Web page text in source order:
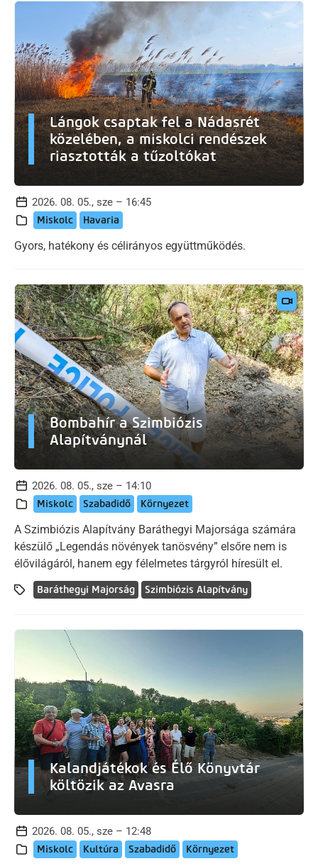
Lángok csaptak fel a Nádasrét
közelében, a miskolci rendészek
riasztották a tűzoltókat
2026. 08. 05., sze – 16:45
Miskolc Havaria
Gyors, hatékony és célirányos együttműködés.
Bombahír a Szimbiózis
Alapítványnál
2026. 08. 05., sze – 14:10
Miskolc Szabadidő Környezet
A Szimbiózis Alapítvány Baráthegyi Majorsága számára
készülő „Legendás növények tanösvény” elsőre nem is
élővilágáról, hanem egy félelmetes tárgyról híresült el.
Baráthegyi Majorság Szimbiózis Alapítvány
Kalandjátékok és Élő Könyvtár
költözik az Avasra
2026. 08. 05., sze – 12:48
Miskolc Kultúra Szabadidő Környezet